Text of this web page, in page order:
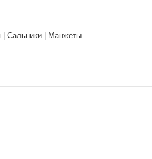
| Сальники | Манжеты